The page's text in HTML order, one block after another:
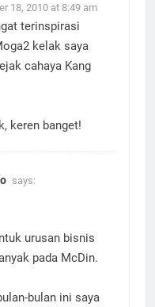
18, 2010 at 8:49 am
terinspirasi
kelak saya
cahaya Kang
urusan bisnis
pada McDin.